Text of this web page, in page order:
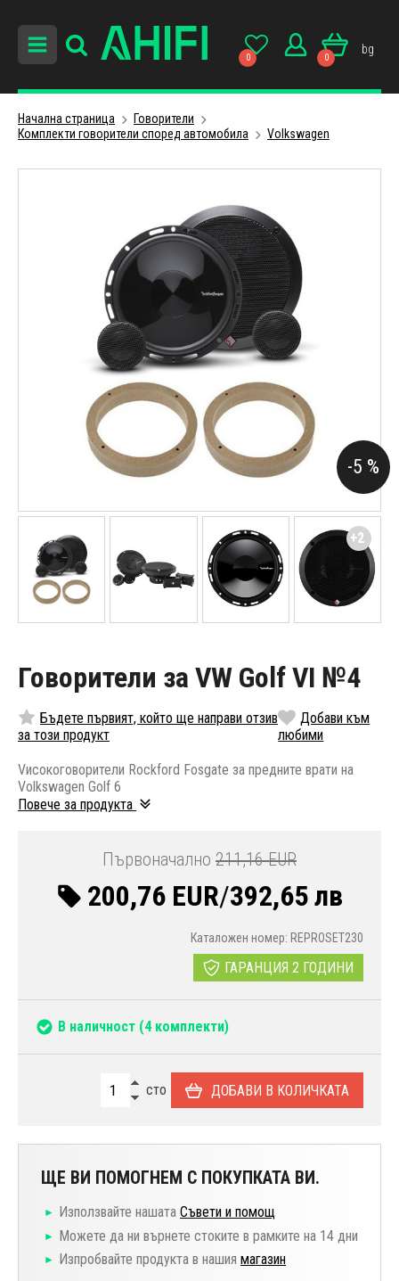
0 0
bg
Начална страница
Говорители
Комплекти говорители според автомобила
Volkswagen
Говорители за VW Golf VI №4
Бъдете първият, който ще направи отзив
за този продукт
Добави към
любими
Vисокоговорители Rockford Fosgate за предните врати на
Volkswagen Golf 6
Повече за продукта
Първоначално 211,16 EUR
200,76 EUR/392,65 лв
Каталожен номер: REPROSET230
ГАРАНЦИЯ 2 ГОДИНИ
В наличност (4 комплекти)
сто ДОБАВИ В КОЛИЧКАТА
ЩЕ ВИ ПОМОГНЕМ С ПОКУПКАТА ВИ.
Използвайте нашата Съвети и помощ
Можете да ни върнете стоките в рамките на 14 дни
Изпробвайте продукта в нашия магазин
-5 %
+2